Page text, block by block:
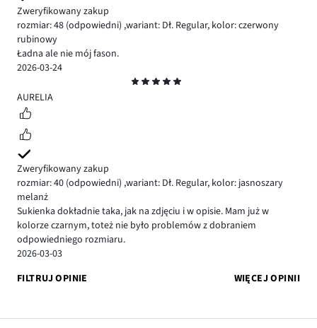
Zweryfikowany zakup
rozmiar: 48 (odpowiedni) ,wariant: Dł. Regular, kolor: czerwony
rubinowy
Ładna ale nie mój fason.
2026-03-24
5
AURELIA
Zweryfikowany zakup
rozmiar: 40 (odpowiedni) ,wariant: Dł. Regular, kolor: jasnoszary
melanż
Sukienka dokładnie taka, jak na zdjęciu i w opisie. Mam już w
kolorze czarnym, toteż nie było problemów z dobraniem
odpowiedniego rozmiaru.
2026-03-03
FILTRUJ OPINIE
WIĘCEJ OPINII